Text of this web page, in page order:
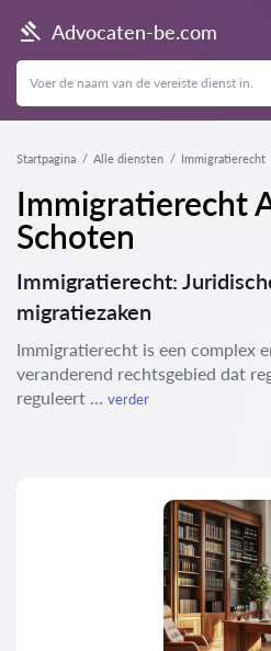
Advocaten-be.com
Startpagina Alle diensten Immigratierecht
Immigratierecht
Schoten
Immigratierecht:
migratiezaken
Immigratierecht is een complex
veranderend rechtsgebied dat
reguleert ... verder